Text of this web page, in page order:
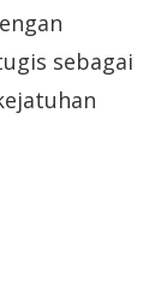
sebagai